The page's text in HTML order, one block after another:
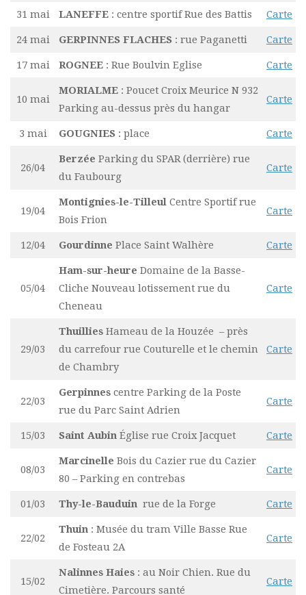
31 mai LANEFFE : centre sportif Rue des Battis Carte
24 mai GERPINNES FLACHES : rue Paganetti Carte
17 mai ROGNEE : Rue Boulvin Eglise Carte
10 mai
MORIALME : Poucet Croix Meurice N 932
Parking au-dessus près du hangar
Carte
3 mai GOUGNIES : place Carte
26/04
Berzée Parking du SPAR (derrière) rue
du Faubourg
Carte
19/04
Montignies-le-Tilleul Centre Sportif rue
Bois Frion
Carte
12/04 Gourdinne Place Saint Walhère Carte
05/04
Ham-sur-heure Domaine de la Basse-
Cliche Nouveau lotissement rue du
Cheneau
Carte
29/03
Thuillies Hameau de la Houzée – près
du carrefour rue Couturelle et le chemin
de Chambry
Carte
22/03
Gerpinnes centre Parking de la Poste
rue du Parc Saint Adrien
Carte
15/03 Saint Aubin Église rue Croix Jacquet Carte
08/03
Marcinelle Bois du Cazier rue du Cazier
80 – Parking en contrebas
Carte
01/03 Thy-le-Bauduin rue de la Forge Carte
22/02
Thuin : Musée du tram Ville Basse Rue
de Fosteau 2A
Carte
15/02
Nalinnes Haies : au Noir Chien. Rue du
Cimetière. Parcours santé
Carte